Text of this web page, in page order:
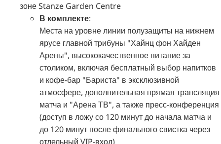
зоне Stanze Garden Centre
В комплекте:
Места на уровне линии полузащиты на нижнем
ярусе главной трибуны "Хайнц фон Хайден
Арены", высококачественное питание за
столиком, включая бесплатный выбор напитков
и кофе-бар "Бариста" в эксклюзивной
атмосфере, дополнительная прямая трансляция
матча и "Арена ТВ", а также пресс-конференция
(доступ в ложу со 120 минут до начала матча и
до 120 минут после финального свистка через
отдельный VIP-вход)